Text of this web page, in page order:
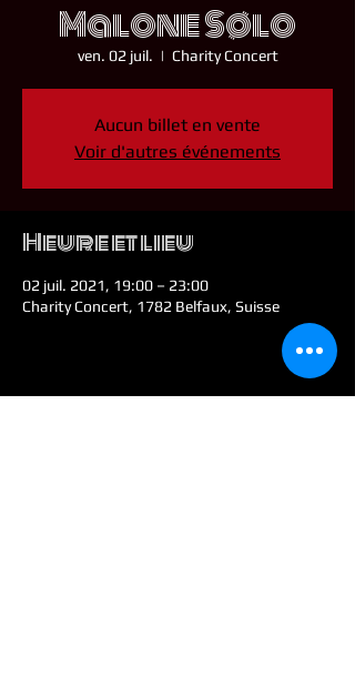
Malone Sølo
ven. 02 juil.
  |
Charity Concert
Aucun billet en vente
Voir d'autres événements
Heure et lieu
02 juil. 2021, 19:00 – 23:00
Charity Concert, 1782 Belfaux, Suisse